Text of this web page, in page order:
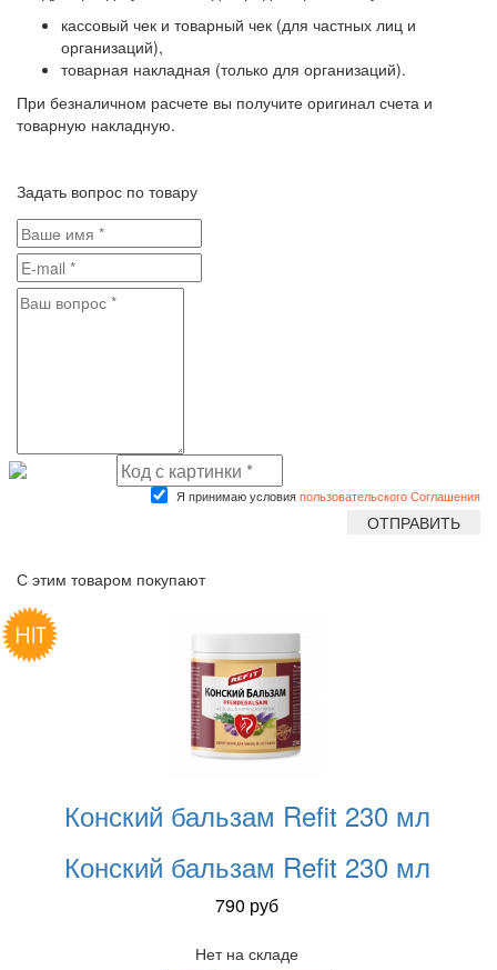
кассовый чек и товарный чек (для частных лиц и
организаций),
товарная накладная (только для организаций).
При безналичном расчете вы получите оригинал счета и
товарную накладную.
Задать вопрос по товару
Я принимаю условияпользовательского Соглашения
С этим товаром покупают
Конский бальзам Refit 230 мл
Конский бальзам Refit 230 мл
790 руб
Нет на складе